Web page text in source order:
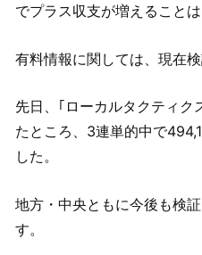
でプラス収支が増えること
有料情報に関しては、現在検
先日、｢ローカルタクティク
たところ、3連単的中で
した。
地方・中央ともに今後も検
す。